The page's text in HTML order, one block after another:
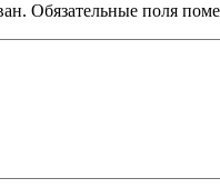
Обязательные поля